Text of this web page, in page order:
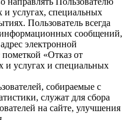
и услугах, специальных
Пользователь всегда
информационных сообщений,
электронной
пометкой «Отказ от
и услугах и специальных
собираемые с
служат для сбора
на сайте, улучшения